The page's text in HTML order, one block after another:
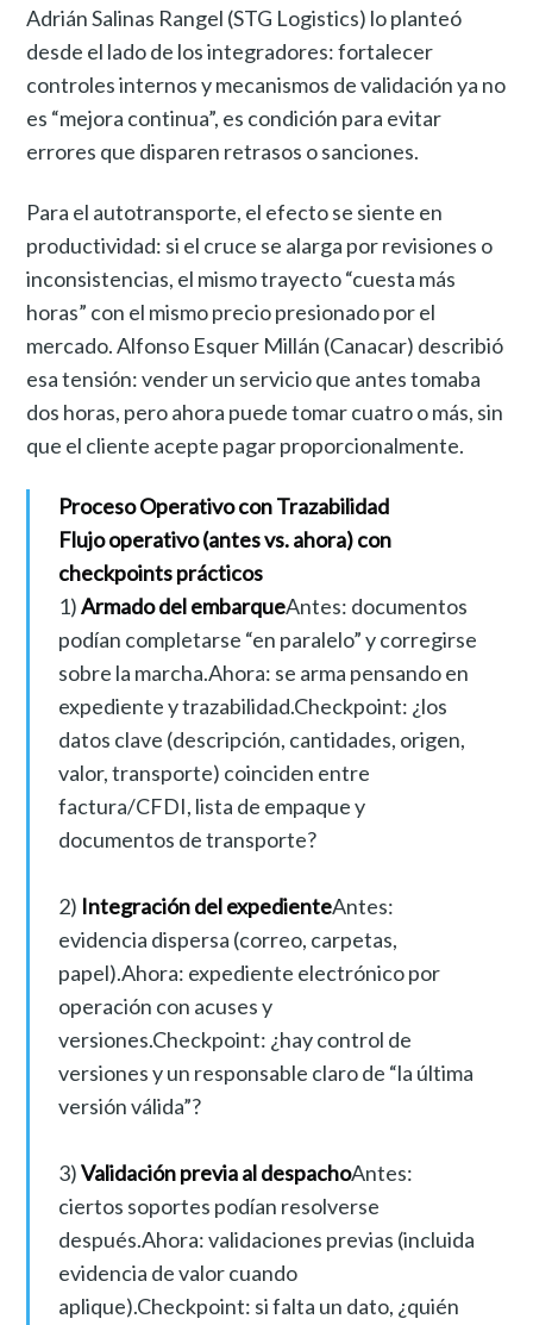
Adrián Salinas Rangel (STG Logistics) lo planteó
desde el lado de los integradores: fortalecer
controles internos y mecanismos de validación ya no
es “mejora continua”, es condición para evitar
errores que disparen retrasos o sanciones.
Para el autotransporte, el efecto se siente en
productividad: si el cruce se alarga por revisiones o
inconsistencias, el mismo trayecto “cuesta más
horas” con el mismo precio presionado por el
mercado. Alfonso Esquer Millán (Canacar) describió
esa tensión: vender un servicio que antes tomaba
dos horas, pero ahora puede tomar cuatro o más, sin
que el cliente acepte pagar proporcionalmente.
Proceso Operativo con Trazabilidad
Flujo operativo (antes vs. ahora) con
checkpoints prácticos
1)Armado del embarqueAntes: documentos
podían completarse “en paralelo” y corregirse
sobre la marcha.Ahora: se arma pensando en
expediente y trazabilidad.Checkpoint: ¿los
datos clave (descripción, cantidades, origen,
valor, transporte) coinciden entre
factura/CFDI, lista de empaque y
documentos de transporte?
2) Integración del expedienteAntes:
evidencia dispersa (correo, carpetas,
papel).Ahora: expediente electrónico por
operación con acuses y
versiones.Checkpoint: ¿hay control de
versiones y un responsable claro de “la última
versión válida”?
3)Validación previa al despachoAntes:
ciertos soportes podían resolverse
después.Ahora: validaciones previas (incluida
evidencia de valor cuando
aplique).Checkpoint: si falta un dato, ¿quién